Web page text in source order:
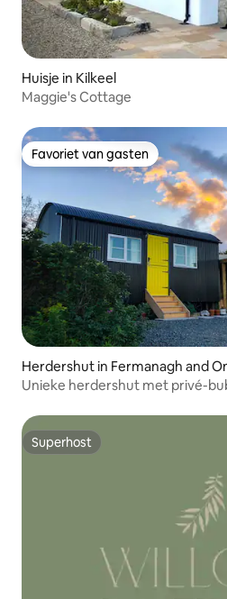
Huisje in Kilkeel
Maggie's Cottage
Favoriet van gasten
Favoriet van gasten
Herdershut in Fermanagh and
Unieke herdershut met privé-
Superhost
Superhost